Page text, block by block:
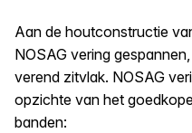
Aan de houtconstructie
NOSAG vering
verend zitvlak. NOSAG
opzichte van het
banden: